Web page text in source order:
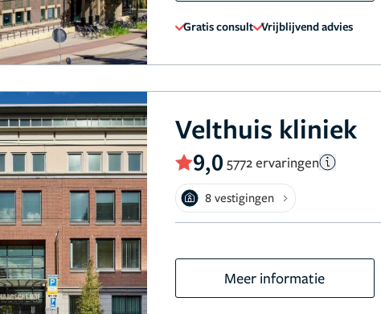
Gratis consult Vrijblijvend advies
Velthuis kliniek
9,0 5772 ervaringen
8 vestigingen
Meer informatie